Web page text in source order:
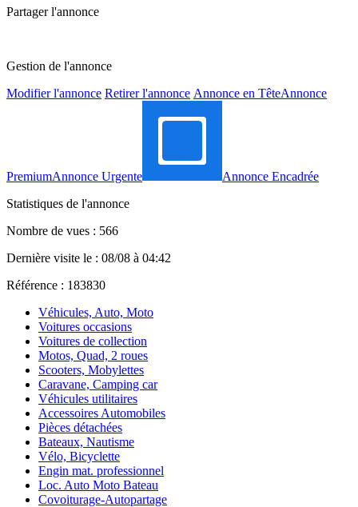
Partager l'annonce
Gestion de l'annonce
Modifier l'annonce Retirer l'annonce Annonce en TêteAnnonce
PremiumAnnonce Urgente
Annonce Encadrée
Statistiques de l'annonce
Nombre de vues : 566
Dernière visite le : 08/08 à 04:42
Référence : 183830
Véhicules, Auto, Moto
Voitures occasions
Voitures de collection
Motos, Quad, 2 roues
Scooters, Mobylettes
Caravane, Camping car
Véhicules utilitaires
Accessoires Automobiles
Pièces détachées
Bateaux, Nautisme
Vélo, Bicyclette
Engin mat. professionnel
Loc. Auto Moto Bateau
Covoiturage-Autopartage